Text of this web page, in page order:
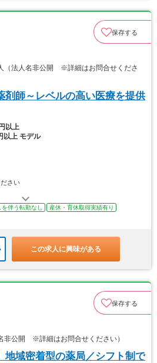
保存する
（法人名非公開 ※詳細はお問合せくださ
剤師～レベルの高い医療を提供
以上
以上 モデル
さい
を伴う転勤なし
産休・育休取得実績有り
この求人に興味がある
保存する
非公開 ※詳細はお問合せください）
地域密着型の薬局／シフト制で